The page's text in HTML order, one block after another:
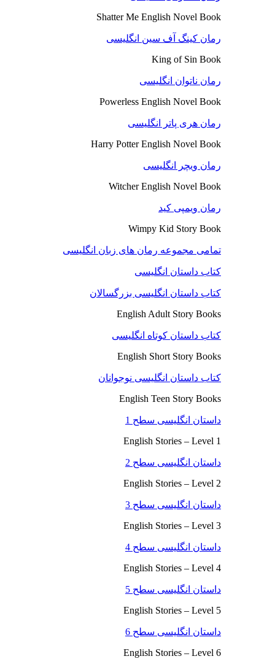
Shatter Me English Novel Book
رمان کینگ آف سین انگلیسی
King of Sin Book
رمان ناتوان انگلیسی
Powerless English Novel Book
رمان هری پاتر انگلیسی
Harry Potter English Novel Book
رمان ویچر انگلیسی
Witcher English Novel Book
رمان ویمپی کید
Wimpy Kid Story Book
تمامی مجموعه رمان های زبان انگلیسی
کتاب داستان انگلیسی
کتاب داستان انگلیسی بزرگسالان
English Adult Story Books
کتاب داستان کوتاه انگلیسی
English Short Story Books
کتاب داستان انگلیسی نوجوانان
English Teen Story Books
داستان انگلیسی سطح 1
English Stories – Level 1
داستان انگلیسی سطح 2
English Stories – Level 2
داستان انگلیسی سطح 3
English Stories – Level 3
داستان انگلیسی سطح 4
English Stories – Level 4
داستان انگلیسی سطح 5
English Stories – Level 5
داستان انگلیسی سطح 6
English Stories – Level 6